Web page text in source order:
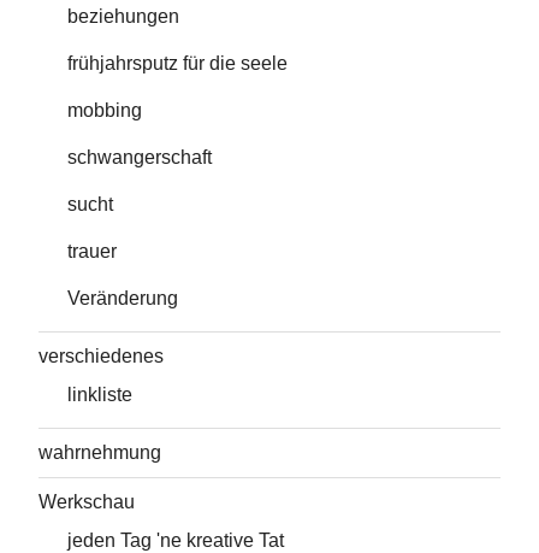
beziehungen
frühjahrsputz für die seele
mobbing
schwangerschaft
sucht
trauer
Veränderung
verschiedenes
linkliste
wahrnehmung
Werkschau
jeden Tag 'ne kreative Tat